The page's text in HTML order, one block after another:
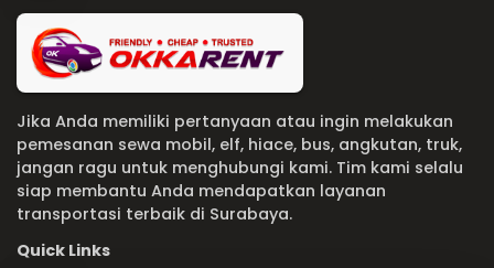
Jika Anda memiliki pertanyaan atau ingin melakukan
pemesanan sewa mobil, elf, hiace, bus, angkutan, truk,
jangan ragu untuk menghubungi kami. Tim kami selalu
siap membantu Anda mendapatkan layanan
transportasi terbaik di Surabaya.
Quick Links